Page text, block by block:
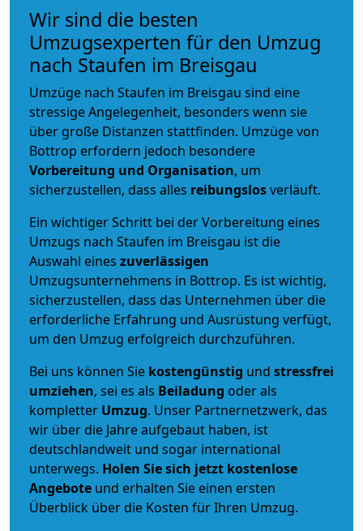
Wir sind die besten
Umzugsexperten für den Umzug
nach Staufen im Breisgau
Umzüge nach Staufen im Breisgau sind eine
stressige Angelegenheit, besonders wenn sie
über große Distanzen stattfinden. Umzüge von
Bottrop erfordern jedoch besondere
Vorbereitung und Organisation, um
sicherzustellen, dass alles reibungslosverläuft.
Ein wichtiger Schritt bei der Vorbereitung eines
Umzugs nach Staufen im Breisgau ist die
Auswahl eines zuverlässigen
Umzugsunternehmens in Bottrop. Es ist wichtig,
sicherzustellen, dass das Unternehmen über die
erforderliche Erfahrung und Ausrüstung verfügt,
um den Umzug erfolgreich durchzuführen.
Bei uns können Sie kostengünstig und stressfrei
umziehen, sei es als Beiladung oder als
kompletter Umzug. Unser Partnernetzwerk, das
wir über die Jahre aufgebaut haben, ist
deutschlandweit und sogar international
unterwegs. Holen Sie sich jetzt kostenlose
Angebote und erhalten Sie einen ersten
Überblick über die Kosten für Ihren Umzug.